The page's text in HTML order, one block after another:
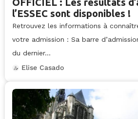
OFFICIEL : Les résultats
l’ESSEC sont disponibles !
Retrouvez les informations à
votre admission : Sa barre
du dernier...
Elise Casado